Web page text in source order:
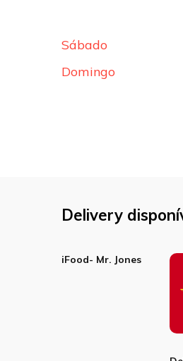
Sábado
Domingo
Delivery
iFood- Mr. Jones